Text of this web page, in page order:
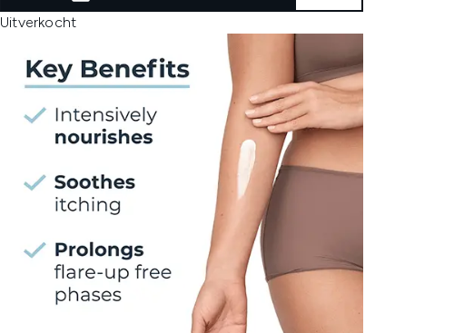
Uitverkocht